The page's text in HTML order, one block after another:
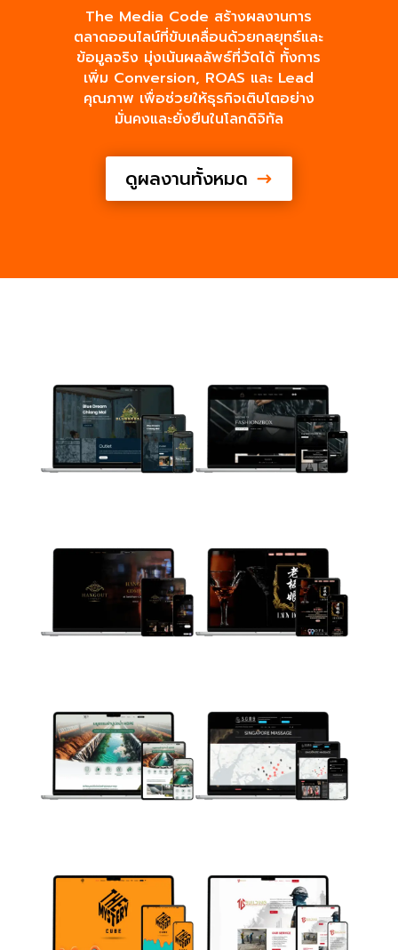
The Media Code สร้างผลงานการ
ตลาดออนไลน์ที่ขับเคลื่อนด้วยกลยุทธ์และ
ข้อมูลจริง มุ่งเน้นผลลัพธ์ที่วัดได้ ทั้งการ
เพิ่ม Conversion, ROAS และ Lead
คุณภาพ เพื่อช่วยให้ธุรกิจเติบโตอย่าง
มั่นคงและยั่งยืนในโลกดิจิทัล
ดูผลงานทั้งหมด $